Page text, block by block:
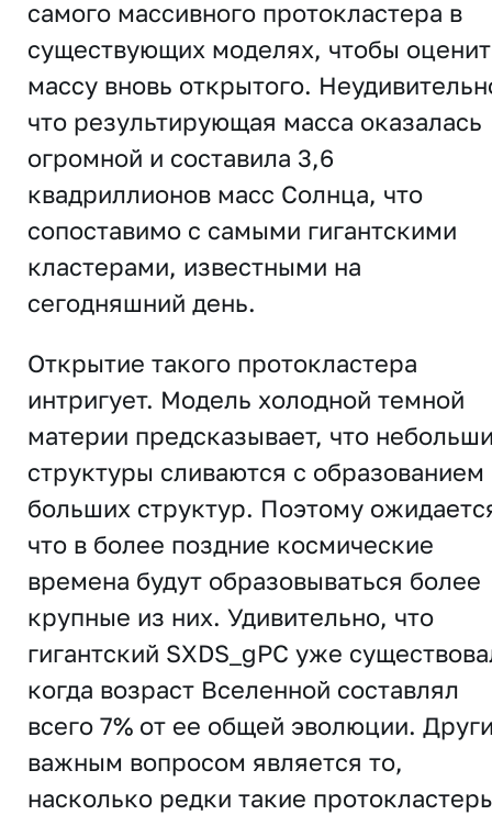
самого массивного протокластера в
существующих моделях, чтобы
массу вновь открытого.
что результирующая масса оказалась
огромной и составила 3,6
квадриллионов масс Солнца, что
сопоставимо с самыми гигантскими
кластерами, известными на
сегодняшний день.
Открытие такого протокластера
интригует. Модель холодной темной
материи предсказывает, что
структуры сливаются с образованием
больших структур. Поэтому
что в более поздние космические
времена будут образовываться более
крупные из них. Удивительно, что
гигантский SXDS_gPC уже
когда возраст Вселенной составлял
всего 7% от ее общей эволюции.
важным вопросом является то,
насколько редки такие